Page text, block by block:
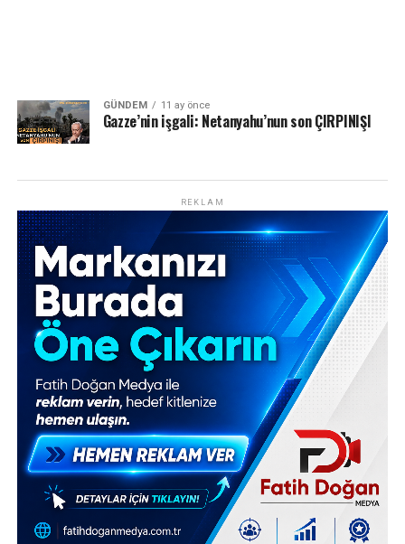
GÜNDEM 11 ay önce
Gazze’nin işgali: Netanyahu’nun son ÇIRPINIŞI
REKLAM